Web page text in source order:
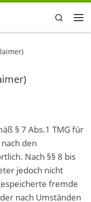
Search
§ 7 Abs.1 TMG für
den
Nach §§ 8 bis
jedoch nicht
fremde
nach Umständen